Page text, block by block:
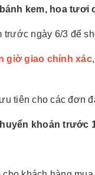
kem, hoa tươi
trước ngày 6/3 để
giờ giao chính xác
tiên cho các đơn
khoản trước